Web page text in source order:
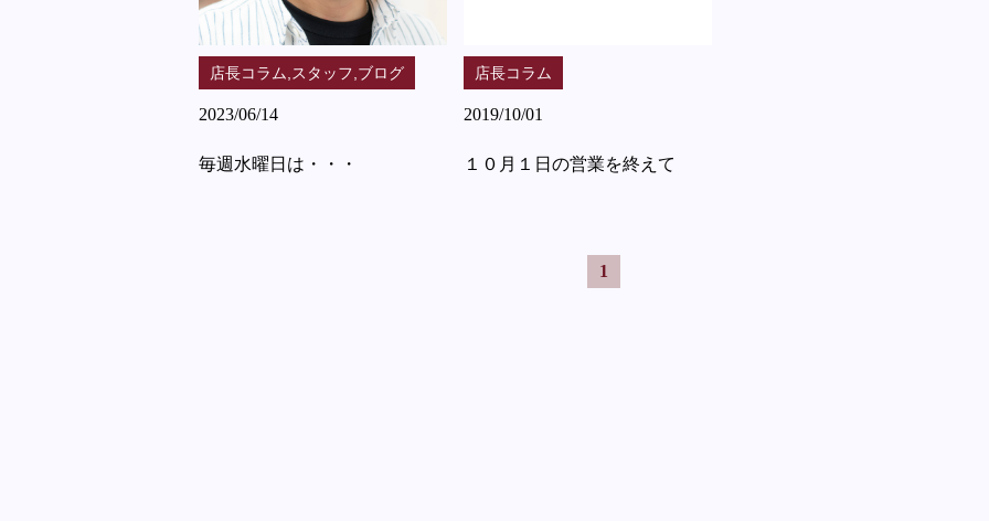
店長コラム,スタッフ,ブログ
2023/06/14
毎週水曜日は・・・
店長コラム
2019/10/01
１０月１日の営業を終えて
1